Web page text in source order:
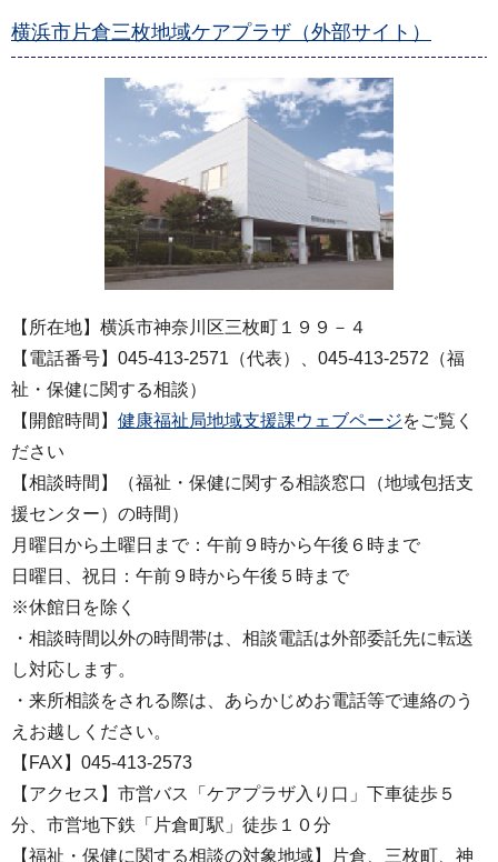
横浜市片倉三枚地域ケアプラザ（外部サイト）
【所在地】横浜市神奈川区三枚町１９９－４
【電話番号】045-413-2571（代表）、045-413-2572（福
祉・保健に関する相談）
【開館時間】 健康福祉局地域支援課ウェブページをご覧く
ださい
【相談時間】（福祉・保健に関する相談窓口（地域包括支
援センター）の時間）
月曜日から土曜日まで：午前９時から午後６時まで
日曜日、祝日：午前９時から午後５時まで
※休館日を除く
・相談時間以外の時間帯は、相談電話は外部委託先に転送
し対応します。
・来所相談をされる際は、あらかじめお電話等で連絡のう
えお越しください。
【FAX】045-413-2573
【アクセス】市営バス「ケアプラザ入り口」下車徒歩５
分、市営地下鉄「片倉町駅」徒歩１０分
【福祉・保健に関する相談の対象地域】片倉、三枚町、神